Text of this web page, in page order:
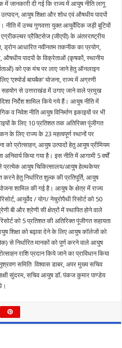
जानकारी दी गई कि राज्य में आयुष नीति लागू
आयुष शिक्षा और शोध एवं औषधीय पादपों
नीति में उच्च गुणवत्ता युक्त आयुर्वेदिक जड़ी बूटियों
प्रैक्टिसेज (जीएपी) के अंतरराष्ट्रीय
ड्रोन आधारित नवीनतम तकनीक का प्रयोग,
औषधीय पादपों के विक्रेताओं (कृषकों, स्थानीय
को एक मंच पर लाए जाने हेतु ऑनलाइन
‘एश्योर्ड बायबैक’ योजना, राज्य में अग्रणी
सहयोग से उत्तराखंड में उगाए जाने वाले प्रमुख
निर्देश शामिल किये गये हैं। आयुष नीति में
व निवेश नीति आयुष विनिर्माण इकाइयों पर भी
के लिए 10 प्रतिशत तक अतिरिक्त पूंजीगत
के लिए राज्य के 23 महत्वपूर्ण स्थानों पर
को प्रोत्साहन, आयुष उत्पादों हेतु आयुष प्रीमियम
अनिवार्य किया गया है। इस नीति में आगामी 5 वर्षों
प्रत्येक आयुष चिकित्सालय/आयुष हेल्थकेयर
करने हेतु निर्धारित शुल्क की प्रतिपूर्ति, आयुष
शामिल की गई है। आयुष के क्षेत्र में राज्य
आयुर्वेद / योग/ नेचुरोपैथी रिसोर्ट को 50
बी और श्रेणी सी क्षेत्रों में स्थापित होने वाले
को 5 प्रतिशत की अतिरिक्त पूंजीगत सहायता
शिक्षा को बढ़ावा देने के लिए आयुष कॉलेजों को
से निर्धारित मानकों को पूर्ण करने वाले आयुष
राशि प्रदान किये जाने का प्राविधान किया
समिति विश्वास डाबर, अपर मुख्य सचिव
सुंदरम, सचिव आयुष डॉ. पंकज कुमार पाण्डेय